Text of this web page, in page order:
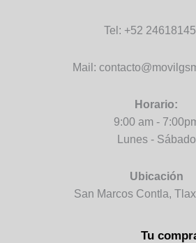
Tel: +52
Mail:
Horario:
9:00 am -
Lunes - Sábado
Ubicación
San Marcos Contla,
Tu